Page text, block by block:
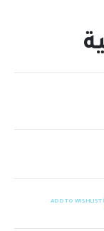
ADD TO WISHLIST